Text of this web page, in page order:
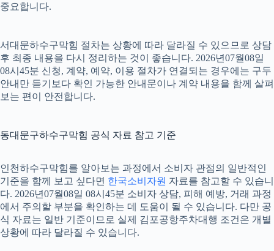
중요합니다.
서대문하수구막힘 절차는 상황에 따라 달라질 수 있으므로 상담
후 최종 내용을 다시 정리하는 것이 좋습니다. 2026년07월08일
08시45분 신청, 계약, 예약, 이용 절차가 연결되는 경우에는 구두
안내만 듣기보다 확인 가능한 안내문이나 계약 내용을 함께 살펴
보는 편이 안전합니다.
동대문구하수구막힘 공식 자료 참고 기준
인천하수구막힘를 알아보는 과정에서 소비자 관점의 일반적인
기준을 함께 보고 싶다면 한국소비자원 자료를 참고할 수 있습니
다. 2026년07월08일 08시45분 소비자 상담, 피해 예방, 거래 과정
에서 주의할 부분을 확인하는 데 도움이 될 수 있습니다. 다만 공
식 자료는 일반 기준이므로 실제 김포공항주차대행 조건은 개별
상황에 따라 달라질 수 있습니다.